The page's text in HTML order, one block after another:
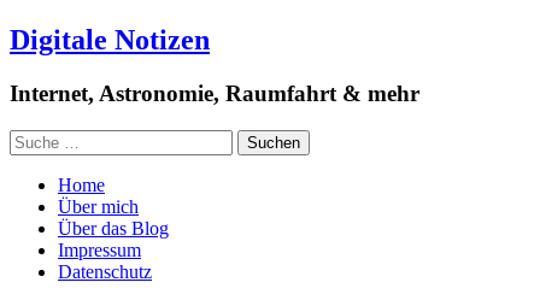
Digitale Notizen
Internet, Astronomie, Raumfahrt & mehr
Home
Über mich
Über das Blog
Impressum
Datenschutz